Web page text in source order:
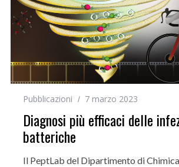
Pubblicazioni 7 marzo 2023
Diagnosi più efficaci delle
batteriche
Il PeptLab del Dipartimento di